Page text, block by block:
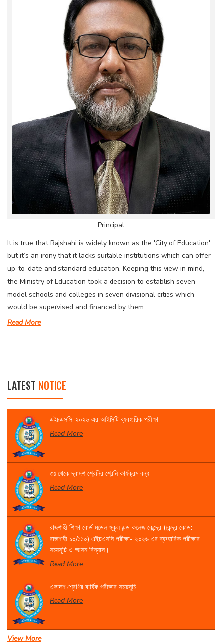
Principal
It is true that Rajshahi is widely known as the 'City of Education',
but it’s an irony that it lacks suitable institutions which can offer
up-to-date and standard education. Keeping this view in mind,
the Ministry of Education took a decision to establish seven
model schools and colleges in seven divisional cities which
would be supervised and financed by them...
Read More
LATEST NOTICE
এইচএসসি-২০২৬ এর আইসিটি ব্যবহারিক পরীক্ষা
Read More
৩য় থেকে দ্বাদশ শ্রেনির শ্রেনি কার্যক্রম বন্ধ
Read More
রাজশাহী শিক্ষা বোর্ড মডেল স্কুল এন্ড কলেজ কেন্দ্রে (কেন্দ্র কোড:
রাজশাহী ১০/১১০) এইচএসসি পরীক্ষা- ২০২৬ এর ব্যবহারিক পরীক্ষার
সময়সূচি ও আসন বিন্যাস।
Read More
একাদশ শ্রেণির বার্ষিক পরীক্ষার সময়সূচি
Read More
View More